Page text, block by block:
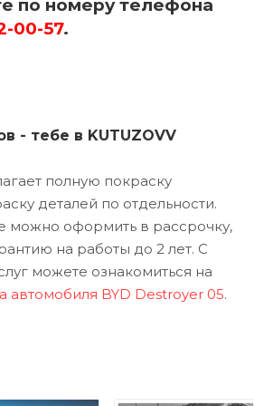
по номеру телефона
00-57.
- тебе в KUTUZOVV
полную покраску
деталей по отдельности.
можно оформить в рассрочку,
на работы до 2 лет. С
можете ознакомиться на
автомобиля BYD Destroyer 05.